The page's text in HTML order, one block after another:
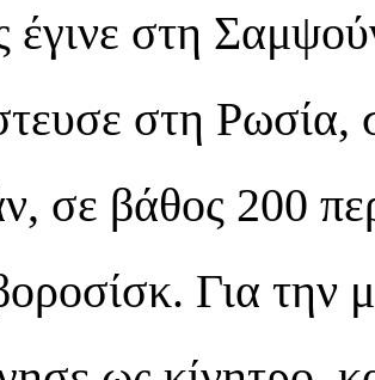
στη
στη Ρωσία,
σε βάθος 200
Για την